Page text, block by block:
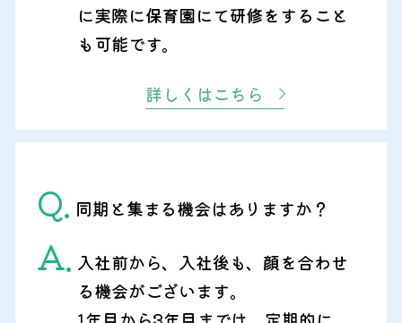
に実際に保育園にて研修をすること
も可能です。
詳しくはこちら
Q. 同期と集まる機会はありますか？
A. 入社前から、入社後も、顔を合わせ
る機会がございます。